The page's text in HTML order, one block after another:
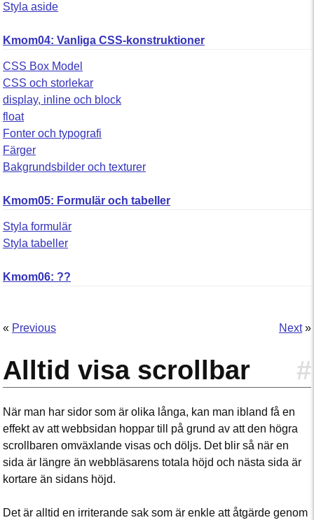
Styla aside
Kmom04: Vanliga CSS-konstruktioner
CSS Box Model
CSS och storlekar
display, inline och block
float
Fonter och typografi
Färger
Bakgrundsbilder och texturer
Kmom05: Formulär och tabeller
Styla formulär
Styla tabeller
Kmom06: ??
Next»
« Previous
#
Alltid visa scrollbar
När man har sidor som är olika långa, kan man ibland få en
effekt av att webbsidan hoppar till på grund av att den högra
scrollbaren omväxlande visas och döljs. Det blir så när en
sida är längre än webbläsarens totala höjd och nästa sida är
kortare än sidans höjd.
Det är alltid en irriterande sak som är enkle att åtgärde genom